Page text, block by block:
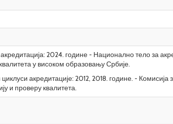
2024. године - Национално тело за
у високом образовању Србије.
акредитације: 2012, 2018. године. - Комисија
и проверу квалитета.